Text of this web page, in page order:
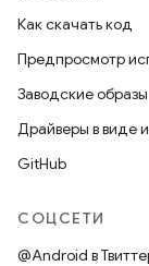
Как скачать код
Предпросмотр
Заводские образы
Драйверы в виде
GitHub
СОЦСЕТИ
@Android в